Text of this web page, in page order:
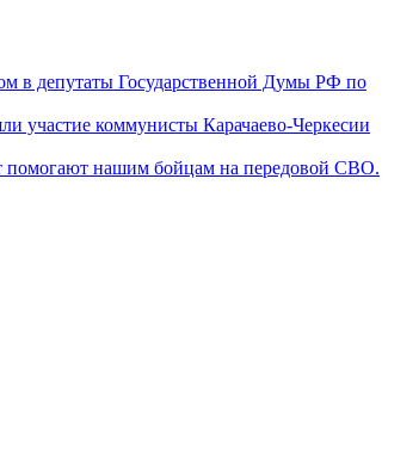
в депутаты Государственной Думы РФ по
участие коммунисты Карачаево-Черкесии
помогают нашим бойцам на передовой СВО.